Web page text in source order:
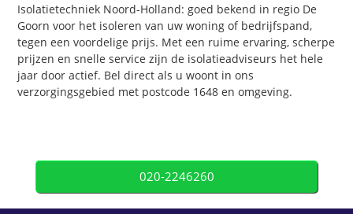
Isolatietechniek Noord-Holland: goed bekend in regio De
Goorn voor het isoleren van uw woning of bedrijfspand,
tegen een voordelige prijs. Met een ruime ervaring, scherpe
prijzen en snelle service zijn de isolatieadviseurs het hele
jaar door actief. Bel direct als u woont in ons
verzorgingsgebied met postcode 1648 en omgeving.
020-2246260